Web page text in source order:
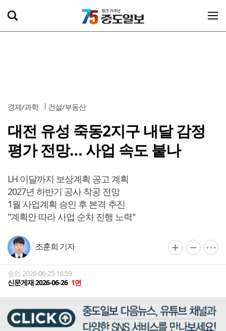
경제/과학 건설/부동산
대전 유성 죽동2지구 내달 감정
평가 전망… 사업 속도 붙나
LH 이달까지 보상계획 공고 계획
2027년 하반기 공사 착공 전망
1월 사업계획 승인 후 본격 추진
"계획안 따라 사업 순차 진행 노력"
조훈희 기자
승인 2026-06-25 16:59
신문게재 2026-06-26 1면